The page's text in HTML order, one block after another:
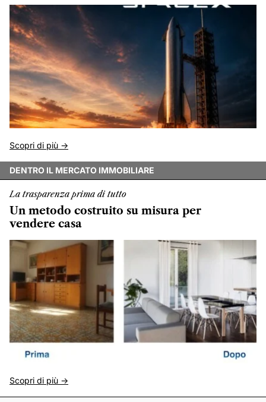
Scopri di più ->
DENTRO IL MERCATO IMMOBILIARE
La trasparenza prima di tutto
Un metodo costruito su misura per
vendere casa
Scopri di più ->